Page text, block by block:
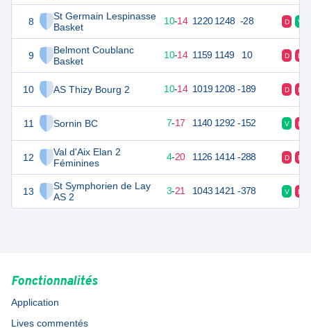
8
St Germain Lespinasse
Basket
9
Belmont Coublanc
Basket
10 AS Thizy Bourg 2
11 Sornin BC
12
Val d'Aix Elan 2
Féminines
13
St Symphorien de Lay
AS 2
34 24 10-14 1220 1248 -28 D V
34 10-14 1159 1149 10 D D
34 10-14 1019 1208 -189 D D
7-17 1140 1292 -152 V D
4-20 1126 1414 -288 D D
27 24 3-21 1043 1421 -378 V D
Fonctionnalités
Application
Lives commentés